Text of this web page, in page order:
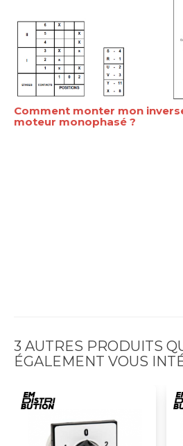
Comment monter mon
moteur monophasé ?
3 AUTRES PRODUITS
ÉGALEMENT VOUS